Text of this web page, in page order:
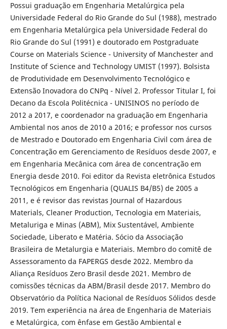
Possui graduação em Engenharia Metalúrgica pela
Universidade Federal do Rio Grande do Sul (1988), mestrado
em Engenharia Metalúrgica pela Universidade Federal do
Rio Grande do Sul (1991) e doutorado em Postgraduate
Course on Materials Science - University of Manchester and
Institute of Science and Technology UMIST (1997). Bolsista
de Produtividade em Desenvolvimento Tecnológico e
Extensão Inovadora do CNPq - Nível 2. Professor Titular I, foi
Decano da Escola Politécnica - UNISINOS no período de
2012 a 2017, e coordenador na graduação em Engenharia
Ambiental nos anos de 2010 a 2016; e professor nos cursos
de Mestrado e Doutorado em Engenharia Civil com área de
Concentração em Gerenciamento de Resíduos desde 2007, e
em Engenharia Mecânica com área de concentração em
Energia desde 2010. Foi editor da Revista eletrônica Estudos
Tecnológicos em Engenharia (QUALIS B4/B5) de 2005 a
2011, e é revisor das revistas Journal of Hazardous
Materials, Cleaner Production, Tecnologia em Materiais,
Metaluriga e Minas (ABM), Mix Sustentável, Ambiente
Sociedade, Liberato e Matéria. Sócio da Associação
Brasileira de Metalurgia e Materiais. Membro do comitê de
Assessoramento da FAPERGS desde 2022. Membro da
Aliança Resíduos Zero Brasil desde 2021. Membro de
comissões técnicas da ABM/Brasil desde 2017. Membro do
Observatório da Política Nacional de Resíduos Sólidos desde
2019. Tem experiência na área de Engenharia de Materiais
e Metalúrgica, com ênfase em Gestão Ambiental e